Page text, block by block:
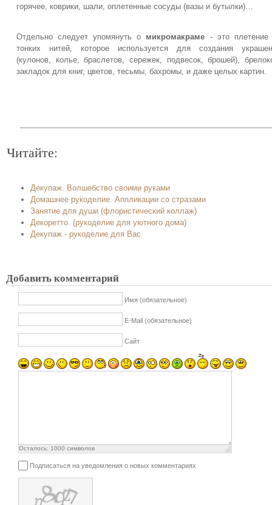
горячее, коврики, шали, оплетенные сосуды (вазы и бутылки)…
Отдельно следует упомянуть о микромакраме - это плетение
тонких нитей, которое используется для создания
(кулонов, колье, браслетов, сережек, подвесок, брошей),
закладок для книг, цветов, тесьмы, бахромы, и даже целых картин.
Читайте:
Декупаж. Волшебство своими руками
Домашнее рукоделие. Аппликации со стразами
Занятие для души (флористический коллаж)
Декоретто. (рукоделие для уютного дома)
Декупаж - рукоделие для Вас
Добавить комментарий
Имя (обязательное)
E-Mail (обязательное)
Сайт
Осталось: 1000 символов
Подписаться на уведомления о новых комментариях